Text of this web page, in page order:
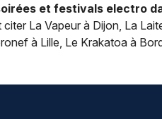
et festivals electro
citer La Vapeur à Dijon, La
à Lille, Le Krakatoa à